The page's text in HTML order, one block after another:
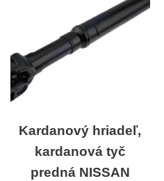
Kardanový hriadeľ,
kardanová tyč
predná NISSAN